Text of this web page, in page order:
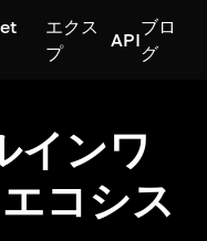
エクス
プ
API
ブロ
グ
インワ
コシス